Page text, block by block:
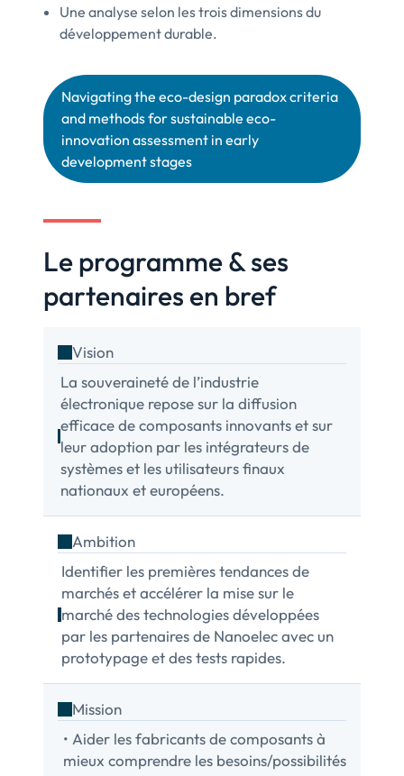
Une analyse selon les trois dimensions du
développement durable.
Navigating the eco-design paradox criteria
and methods for sustainable eco-
innovation assessment in early
development stages
Le programme & ses
partenaires en bref
Vision
La souveraineté de l’industrie
électronique repose sur la diffusion
efficace de composants innovants et sur
leur adoption par les intégrateurs de
systèmes et les utilisateurs finaux
nationaux et européens.
Ambition
Identifier les premières tendances de
marchés et accélérer la mise sur le
marché des technologies développées
par les partenaires de Nanoelec avec un
prototypage et des tests rapides.
Mission
• Aider les fabricants de composants à
mieux comprendre les besoins/possibilités